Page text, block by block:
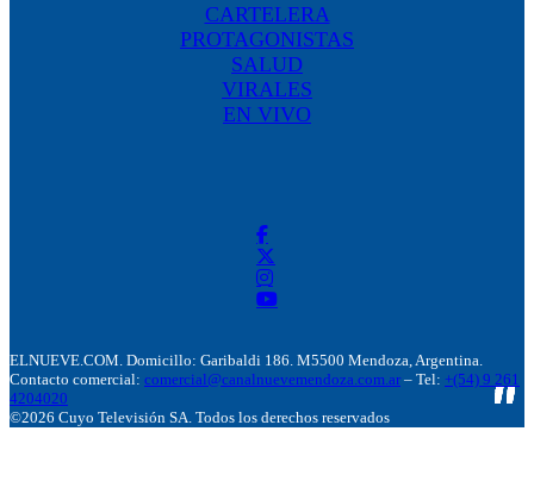
CARTELERA
PROTAGONISTAS
SALUD
VIRALES
EN VIVO
ELNUEVE.COM. Domicillo: Garibaldi 186. M5500 Mendoza, Argentina.
Contacto comercial: comercial@canalnuevemendoza.com.ar – Tel: +(54) 9 261
4204020
©2026 Cuyo Televisión SA. Todos los derechos reservados